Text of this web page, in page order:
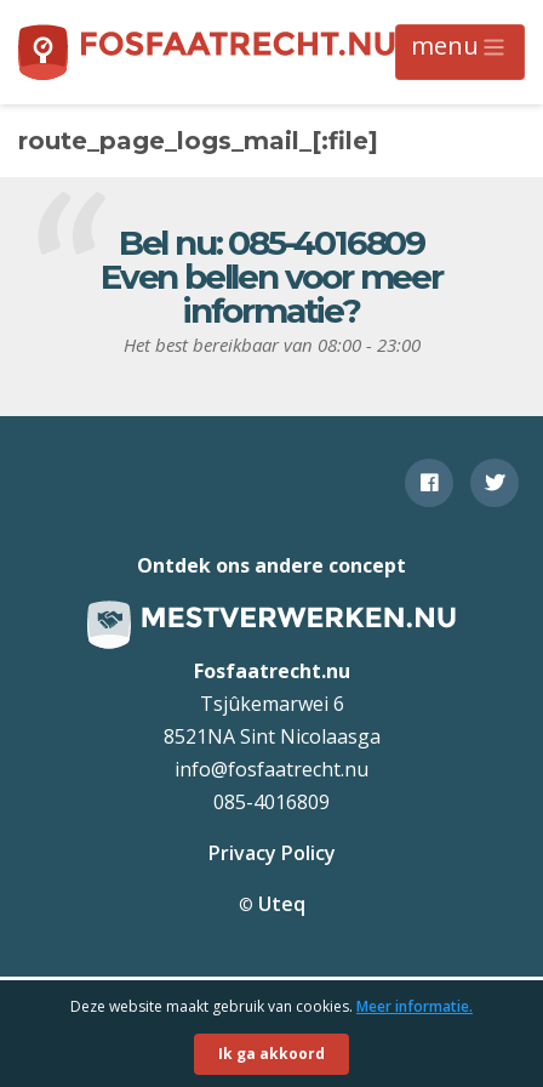
route_page_logs_mail_[:file]
Bel nu:085-4016809
Even bellen voor meer
informatie?
Het best bereikbaar van 08:00 - 23:00
Fosfaatrecht.nu
Tsjûkemarwei 6
8521NA Sint Nicolaasga
info@fosfaatrecht.nu
085-4016809
Ontdek ons andere concept
Privacy Policy
© Uteq
Deze website maakt gebruik van cookies. Meer informatie.
Ik ga akkoord